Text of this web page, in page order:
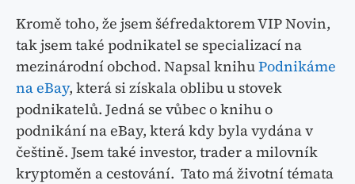
Kromě toho, že jsem šéfredaktorem VIP Novin,
tak jsem také podnikatel se specializací na
mezinárodní obchod. Napsal knihuPodnikáme
na eBay, která si získala oblibu u stovek
podnikatelů. Jedná se vůbec o knihu o
podnikání na eBay, která kdy byla vydána v
češtině. Jsem také investor, trader a milovník
kryptoměn a cestování. Tato má životní témata